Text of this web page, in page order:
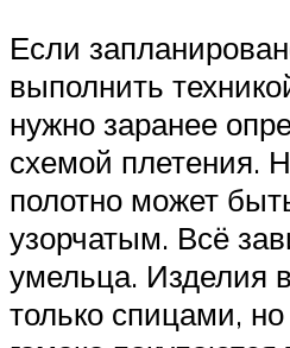
Если
выполнить
нужно заранее
схемой плетения.
полотно может
узорчатым. Всё
умельца. Изделия
только спицами,